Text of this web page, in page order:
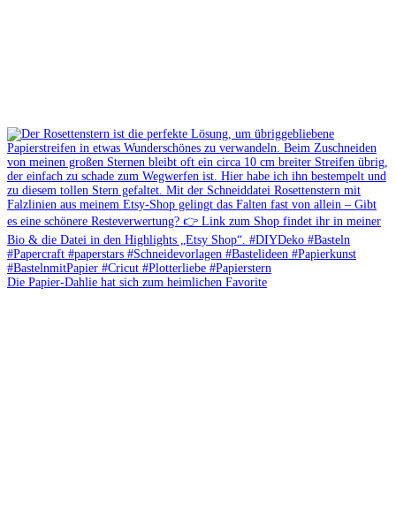
Die Papier-Dahlie hat sich zum heimlichen Favorite